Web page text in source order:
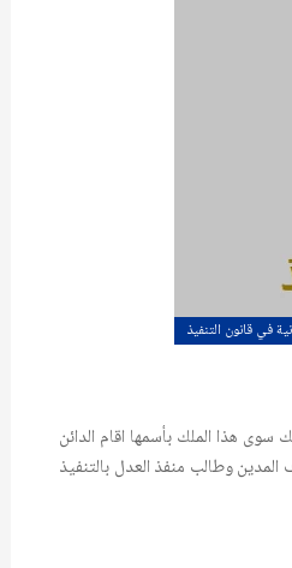
في قانون التنفيذ
هذا الملك بأسمها اقام الدائن
وطالب منفذ العدل بالتنفيذ